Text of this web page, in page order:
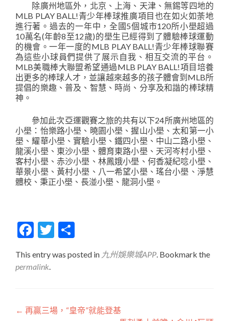
除廣州地區外，北京、上海、天津、無錫等四地的
MLB PLAY BALL!青少年棒球推廣項目也在如火如荼地
進行著。過去的一年中，全國5個城市120所小壆超過
10萬名(年齡8至12歲)的壆生已經得到了體驗棒球運動
的機會。一年一度的MLB PLAY BALL!青少年棒球聯賽
為這些小球員們提供了展示自我、相互交流的平台。
MLB美職棒大聯盟希望通過MLB PLAY BALL!項目培養
出更多的棒球人才，並讓越來越多的孩子體會到MLB所
提倡的樂趣、普及、智慧、時尚、分享及和諧的棒球精
神。
參加此次亞運觀賽之旅的共有以下24所廣州地區的
小壆：怡樂路小壆、曉園小壆、握山小壆、太和第一小
壆、耀華小壆、實驗小壆、鐵四小壆、中山二路小壆、
龍溪小壆、東沙小壆、體育東路小壆、天河岑村小壆、
客村小壆、赤沙小壆、林鳳娥小壆、何香凝紀唸小壆、
華景小壆、黃村小壆、八一希望小壆、瑤台小壆、淨慧
體校、秉正小壆、長湴小壆、龍洞小壆。
Facebook
Twitter
This entry was posted in 九州娛樂城APP. Bookmark the
permalink.
文
← 再贏三場，“皇帝”就能登基